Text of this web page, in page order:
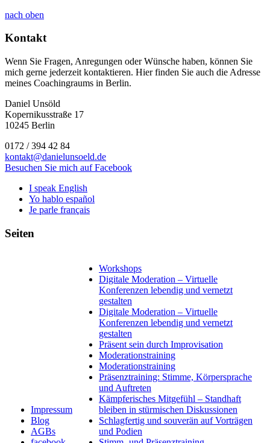
nach oben
Kontakt
Wenn Sie Fragen, Anregungen oder Wünsche haben, können Sie
mich gerne jederzeit kontaktieren. Hier finden Sie auch die Adresse
meines Coachingraums in Berlin.
Daniel Unsöld
Kopernikusstraße 17
10245 Berlin
0172 / 394 42 84
kontakt@danielunsoeld.de
Besuchen Sie mich auf Facebook
I speak English
Yo hablo español
Je parle français
Seiten
Impressum
Blog
AGBs
Workshops
Digitale Moderation – Virtuelle
Konferenzen lebendig und vernetzt
gestalten
Digitale Moderation – Virtuelle
Konferenzen lebendig und vernetzt
gestalten
Präsent sein durch Improvisation
Moderationstraining
Moderationstraining
Präsenztraining: Stimme, Körpersprache
und Auftreten
Kämpferisches Mitgefühl – Standhaft
bleiben in stürmischen Diskussionen
Schlagfertig und souverän auf Vorträgen
und Podien